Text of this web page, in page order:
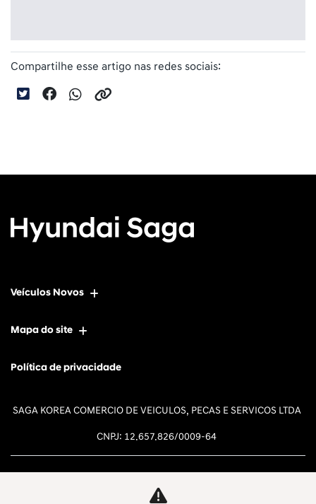
Compartilhe esse artigo nas redes sociais:
Veículos Novos
Mapa do site
Política de privacidade
SAGA KOREA COMERCIO DE VEICULOS, PECAS E SERVICOS LTDA
CNPJ: 12.657.826/0009-64